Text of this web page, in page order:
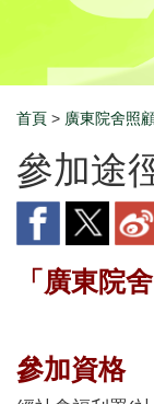
首頁 > 廣東院舍照
參加途
「廣東院
參加資格